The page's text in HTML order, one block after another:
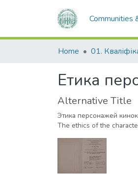
Communities
Home
Етика
Alternative Title
Этика персонажей
The ethics of the